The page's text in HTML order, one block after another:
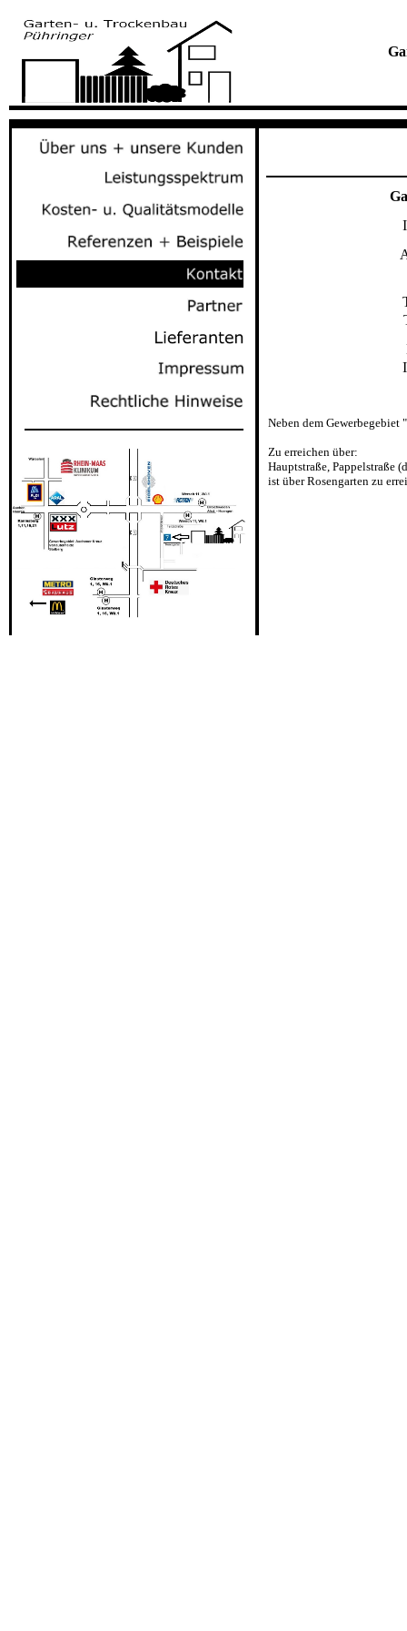
Neben dem
Zu erreichen über:
Hauptstraße, Pappelstraße
ist über Rosengarten zu